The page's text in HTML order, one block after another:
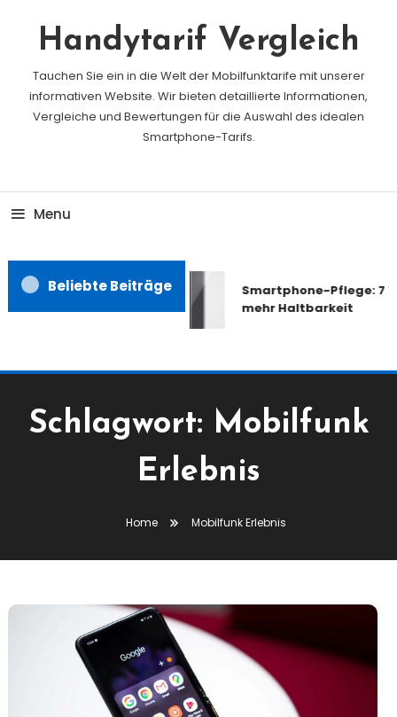
Handytarif Vergleich
Tauchen Sie ein in die Welt der Mobilfunktarife mit unserer
informativen Website. Wir bieten detaillierte Informationen,
Vergleiche und Bewertungen für die Auswahl des idealen
Smartphone-Tarifs.
Menu
Beliebte Beiträge
Smartphone-Pflege: 7
mehr Haltbarkeit
Schlagwort: Mobilfunk
Erlebnis
Home Mobilfunk Erlebnis